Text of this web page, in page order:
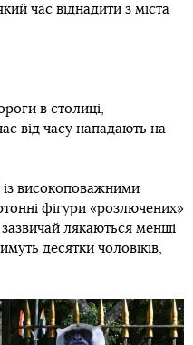
час віднадити з міста
в столиці,
від часу нападають на
високоповажними
фігури «розлючених»
лякаються менші
десятки чоловіків,